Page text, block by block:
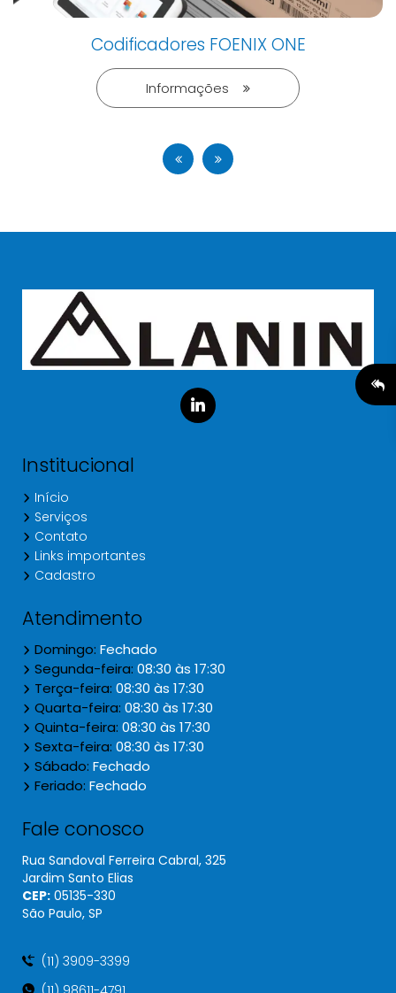
Codificadores FOENIX ONE
Informações
Institucional
Início
Serviços
Contato
Links importantes
Cadastro
Atendimento
Domingo: Fechado
Segunda-feira: 08:30 às 17:30
Terça-feira: 08:30 às 17:30
Quarta-feira: 08:30 às 17:30
Quinta-feira: 08:30 às 17:30
Sexta-feira: 08:30 às 17:30
Sábado: Fechado
Feriado: Fechado
Fale conosco
Rua Sandoval Ferreira Cabral, 325
Jardim Santo Elias
CEP: 05135​-330
São Paulo, SP
(11) 3909-3399